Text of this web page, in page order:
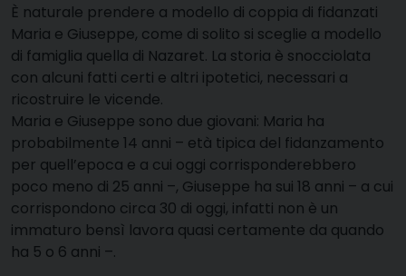
È naturale prendere a modello di coppia di fidanzati
Maria e Giuseppe, come di solito si sceglie a modello
di famiglia quella di Nazaret. La storia è snocciolata
con alcuni fatti certi e altri ipotetici, necessari a
ricostruire le vicende.
Maria e Giuseppe sono due giovani: Maria ha
probabilmente 14 anni – età tipica del fidanzamento
per quell’epoca e a cui oggi corrisponderebbero
poco meno di 25 anni –, Giuseppe ha sui 18 anni – a cui
corrispondono circa 30 di oggi, infatti non è un
immaturo bensì lavora quasi certamente da quando
ha 5 o 6 anni –.